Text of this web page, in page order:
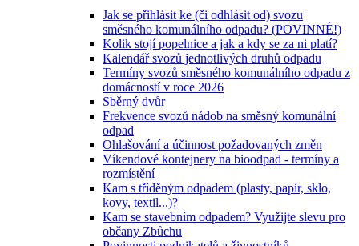
Jak se přihlásit ke (či odhlásit od) svozu
směsného komunálního odpadu? (POVINNÉ!)
Kolik stojí popelnice a jak a kdy se za ni platí?
Kalendář svozů jednotlivých druhů odpadu
Termíny svozů směsného komunálního odpadu z
domácností v roce 2026
Sběrný dvůr
Frekvence svozů nádob na směsný komunální
odpad
Ohlašování a účinnost požadovaných změn
Víkendové kontejnery na bioodpad - termíny a
rozmístění
Kam s tříděným odpadem (plasty, papír, sklo,
kovy, textil...)?
Kam se stavebním odpadem? Využijte slevu pro
občany Zbůchu